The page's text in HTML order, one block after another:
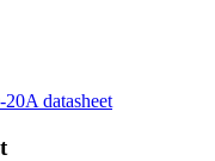
datasheet